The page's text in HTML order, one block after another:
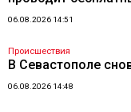
06.08.2026 14:51
Происшествия
В Севастополе
06.08.2026 14:48